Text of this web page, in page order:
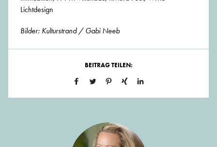
Lichtdesign
Bilder: Kulturstrand / Gabi Neeb
BEITRAG TEILEN: